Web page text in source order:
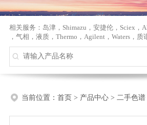
相关服务： 岛津， Shimazu ， 安捷伦， Sciex ，
， 气相 ， 液质， Thermo ， Agilent ， Waters， 质
当前位置： 首页> 产品中心> 二手色谱